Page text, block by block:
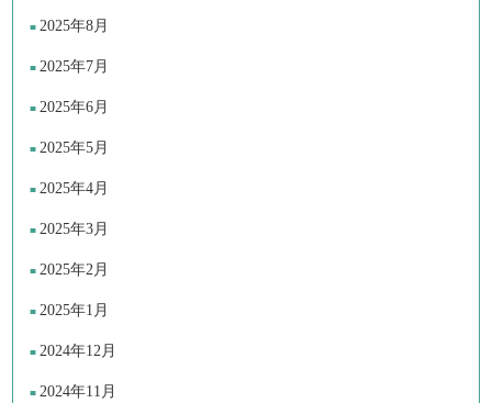
2025年8月
2025年7月
2025年6月
2025年5月
2025年4月
2025年3月
2025年2月
2025年1月
2024年12月
2024年11月